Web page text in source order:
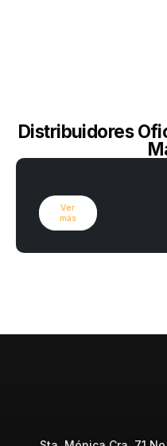
Distribuidores
Ver
más